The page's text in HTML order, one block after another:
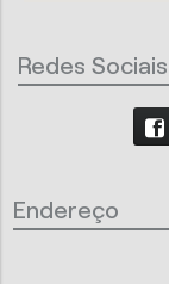
Redes Sociais
Endereço